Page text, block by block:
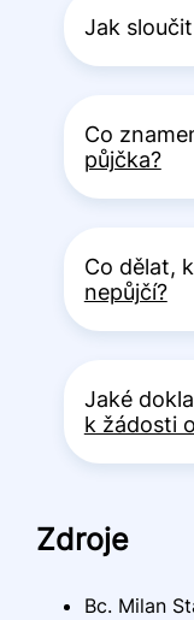
Jak
Co
půjčka?
Co dělat,
nepůjčí?
Jaké
k žádosti
Zdroje
Bc. Milan